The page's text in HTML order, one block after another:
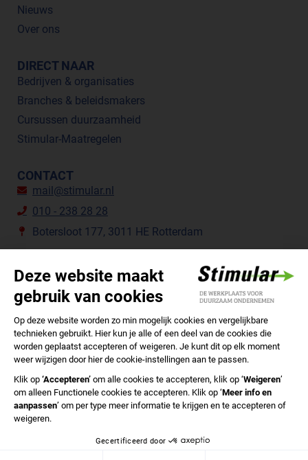
Nieuws
Over ons
DIRECT NAAR
Bedrijven & organisaties
Branches & beleidsmakers
Cursussen duurzaamheid
Stimular-Maatregelen
CONTACT
mail@stimular.nl
010 - 238 28 28
Botersloot 177, 3011 HE Rotterdam
VOLG ONS
STIMULAR NIEUWSBRIEVEN
ABONNEER NU
Privacyverklaring Cookiebeleid Colofon Disclaimer